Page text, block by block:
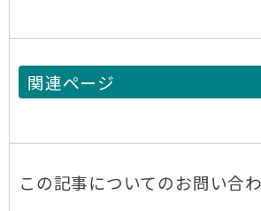
関連ページ
この記事についてのお問い合